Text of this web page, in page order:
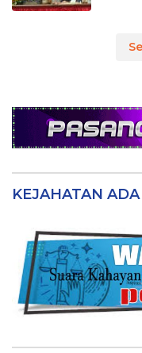
KEJAHATAN